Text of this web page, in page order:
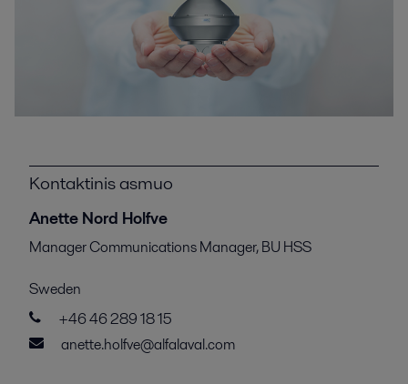
Kontaktinis asmuo
Anette Nord Holfve
Manager Communications Manager, BU HSS
Sweden
+46 46 289 18 15
anette.holfve@alfalaval.com